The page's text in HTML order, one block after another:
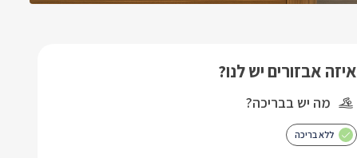
איזה אבזורים יש לנו?
מה יש בבריכה?
ללא בריכה